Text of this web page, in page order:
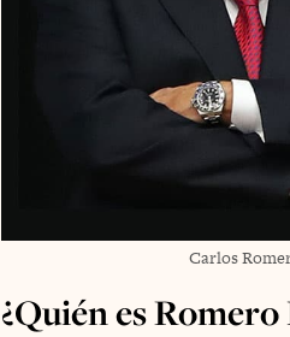
Carlos
¿Quién es Romero